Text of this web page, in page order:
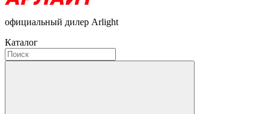
официальный дилер Arlight
Каталог